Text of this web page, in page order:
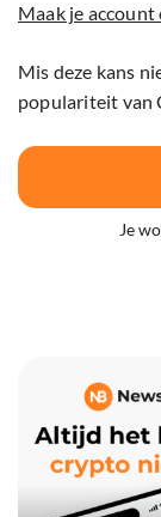
Maak je account
Mis deze kans
populariteit van
Je